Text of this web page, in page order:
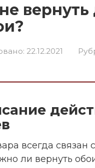
22.12.2021
всегда связан
ли вернуть